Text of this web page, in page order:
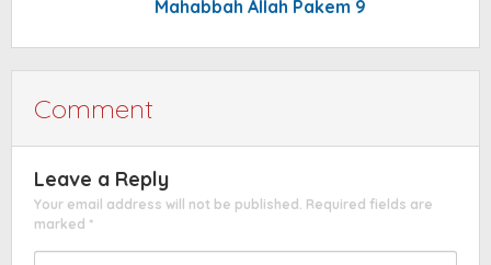
Mahabbah Allah Pakem 9
Comment
Leave a Reply
Your email address will not be published. Required fields are
marked *